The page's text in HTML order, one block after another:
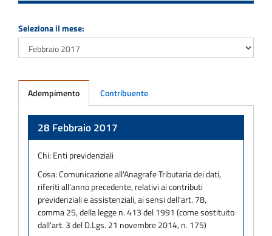
Seleziona il mese:
Adempimento Contribuente
28 Febbraio 2017
Chi: Enti previdenziali
Cosa:Comunicazione all'Anagrafe Tributaria dei dati,
riferiti all'anno precedente, relativi ai contributi
previdenziali e assistenziali, ai sensi dell'art. 78,
comma 25, della legge n. 413 del 1991 (come sostituito
dall'art. 3 del D.Lgs. 21 novembre 2014, n. 175)